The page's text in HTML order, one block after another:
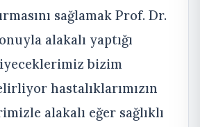
sağlamak Prof. Dr.
alakalı yaptığı
bizim
hastalıklarımızın
alakalı eğer sağlıklı